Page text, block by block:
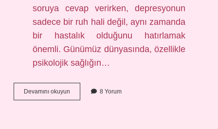
soruya cevap verirken, depresyonun
sadece bir ruh hali değil, aynı zamanda
bir hastalık olduğunu hatırlamak
önemli. Günümüz dünyasında, özellikle
psikolojik sağlığın…
Devamını okuyun Depresyondaki
insan
8 Yorum